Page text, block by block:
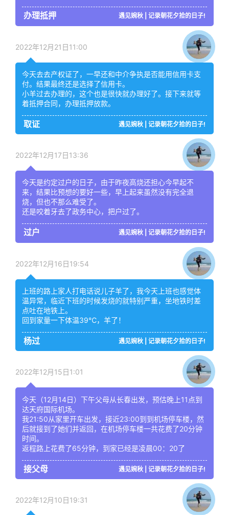
办理抵押 遇见婉秋 | 记录朝花夕拾的日子!
2022年12月21日11:00
今天去去产权证了，一早还和中介争执是否能用信用卡支
付。结果最终还是选择了信用卡。
小羊过去办理的，这个也是很快就办理好了。接下来就等
着抵押合同，办理抵押放款。
取证 遇见婉秋 | 记录朝花夕拾的日子!
2022年12月17日13:36
今天是约定过户的日子，由于昨夜高烧还担心今早起不
来，结果比预想的要好一些，早上起来虽然没有完全退
烧，但也不那么难受了。
还是咬着牙去了政务中心，把户过了。
过户 遇见婉秋 | 记录朝花夕拾的日子!
2022年12月16日19:54
上班的路上家人打电话说儿子羊了，我今天上班也感觉体
温异常，临近下班的时候发烧的就特别严重，坐地铁时差
点吐在地铁上。
回到家量一下体温39℃，羊了！
杨过 遇见婉秋 | 记录朝花夕拾的日子!
2022年12月15日1:01
今天（12月14日）下午父母从长春出发，预估晚上11点到
达天府国际机场。
我21:50从家里开车出发，接近23:00到到机场停车楼，然
后就接到了她们并返回，在机场停车楼一共花费了20分钟
时间。
返程路上花费了65分钟，到家已经是凌晨00：20了
接父母 遇见婉秋 | 记录朝花夕拾的日子!
2022年12月10日19:31